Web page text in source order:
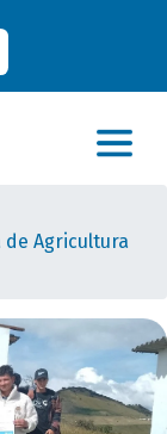
de Agricultura